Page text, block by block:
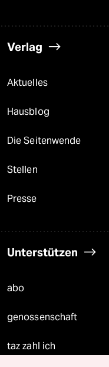
Verlag
Aktuelles
Hausblog
Die Seitenwende
Stellen
Presse
Unterstützen
abo
genossenschaft
taz zahl ich